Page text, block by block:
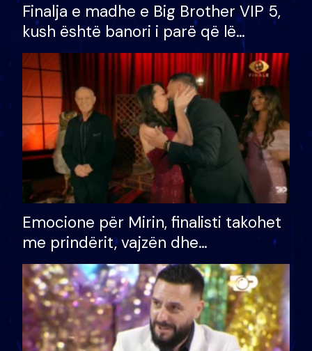
Finalja e madhe e Big Brother VIP 5,
kush është banori i parë që lë
shtëpinë dhe humb mundësinë për
të fituar çmimin e madh
Emocione për Mirin, finalisti takohet
me prindërit, vajzën dhe
bashkëshorten: S’kemi ndonjë letër
divorci apo jo?